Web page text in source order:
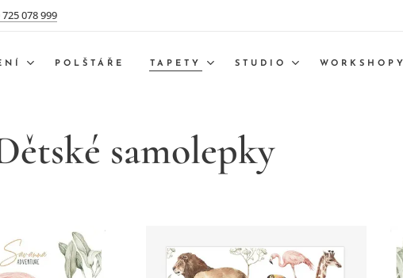
078 999
POLŠTÁŘE TAPETY STUDIO WORKSHOPY
samolepky